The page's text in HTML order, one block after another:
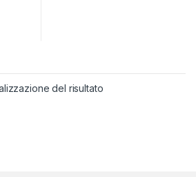
del risultato